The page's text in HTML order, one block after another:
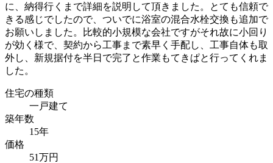
に、納得行くまで詳細を説明して頂きました。とても信頼で
きる感じでしたので、ついでに浴室の混合水栓交換も追加で
お願いしました。比較的小規模な会社ですがそれ故に小回り
が効く様で、契約から工事まで素早く手配し、工事自体も取
外し、新規据付を半日で完了と作業もてきぱと行ってくれま
した。
住宅の種類
一戸建て
築年数
15年
価格
51万円